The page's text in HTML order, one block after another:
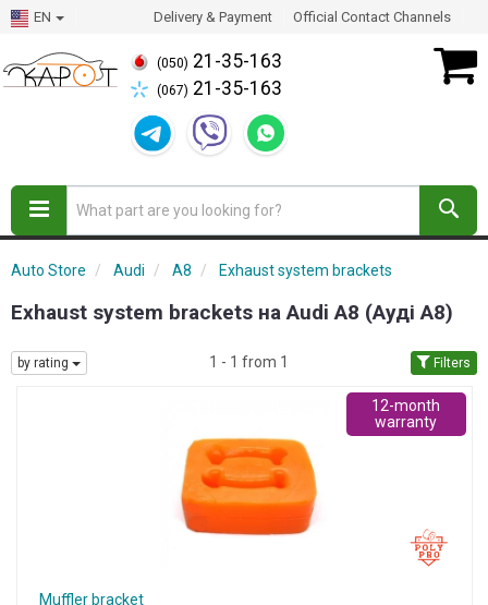
EN Delivery & Payment Official Contact Channels
(050) 21-35-163
(067) 21-35-163
Auto Store Audi A8 Exhaust system brackets
Exhaust system brackets на Audi A8 (Ауді А8)
by rating 1 - 1 from 1 Filters
Muffler bracket
12-month
warranty